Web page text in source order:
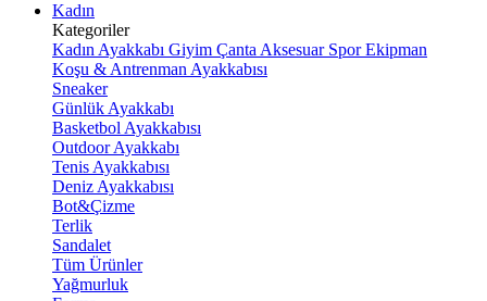
Kadın
Kategoriler
Kadın Ayakkabı Giyim Çanta Aksesuar Spor Ekipman
Koşu & Antrenman Ayakkabısı
Sneaker
Günlük Ayakkabı
Basketbol Ayakkabısı
Outdoor Ayakkabı
Tenis Ayakkabısı
Deniz Ayakkabısı
Bot&Çizme
Terlik
Sandalet
Tüm Ürünler
Yağmurluk